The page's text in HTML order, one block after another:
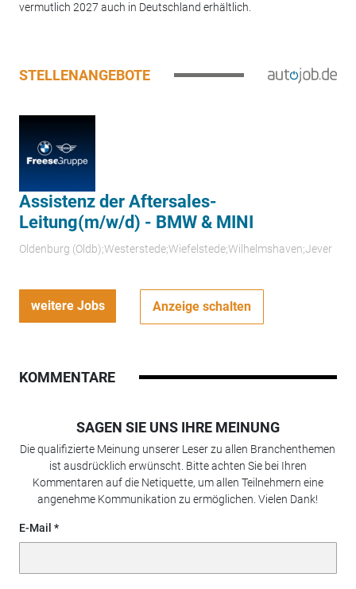
vermutlich 2027 auch in Deutschland erhältlich.
STELLENANGEBOTE
Assistenz der Aftersales-
Leitung(m/w/d) - BMW & MINI
Oldenburg (Oldb);Westerstede;Wiefelstede;Wilhelmshaven;Jever
weitere Jobs Anzeige schalten
KOMMENTARE
SAGEN SIE UNS IHRE MEINUNG
Die qualifizierte Meinung unserer Leser zu allen Branchenthemen
ist ausdrücklich erwünscht. Bitte achten Sie bei Ihren
Kommentaren auf die Netiquette, um allen Teilnehmern eine
angenehme Kommunikation zu ermöglichen. Vielen Dank!
E-Mail